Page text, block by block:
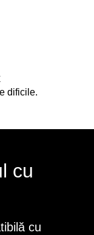
dificile.
cu
cu